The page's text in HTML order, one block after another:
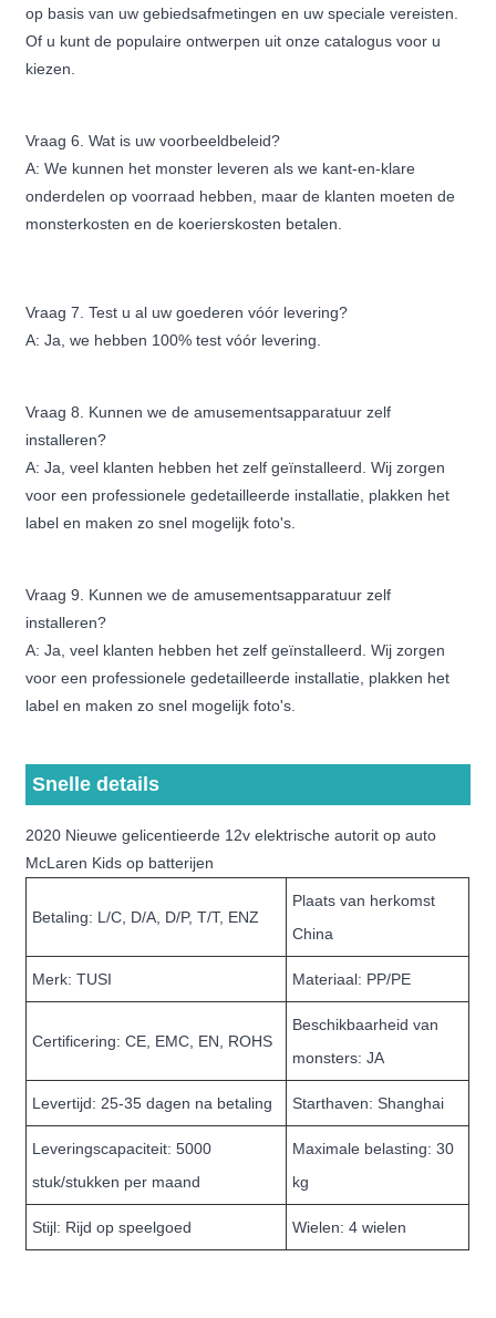
op basis van uw gebiedsafmetingen en uw speciale vereisten.
Of u kunt de populaire ontwerpen uit onze catalogus voor u
kiezen.
Vraag 6. Wat is uw voorbeeldbeleid?
A: We kunnen het monster leveren als we kant-en-klare
onderdelen op voorraad hebben, maar de klanten moeten de
monsterkosten en de koerierskosten betalen.
Vraag 7. Test u al uw goederen vóór levering?
A: Ja, we hebben 100% test vóór levering.
Vraag 8. Kunnen we de amusementsapparatuur zelf
installeren?
A: Ja, veel klanten hebben het zelf geïnstalleerd. Wij zorgen
voor een professionele gedetailleerde installatie, plakken het
label en maken zo snel mogelijk foto's.
Vraag 9. Kunnen we de amusementsapparatuur zelf
installeren?
A: Ja, veel klanten hebben het zelf geïnstalleerd. Wij zorgen
voor een professionele gedetailleerde installatie, plakken het
label en maken zo snel mogelijk foto's.
Snelle details
2020 Nieuwe gelicentieerde 12v elektrische autorit op auto
McLaren Kids op batterijen
Betaling: L/C, D/A, D/P, T/T, ENZ
Plaats van herkomst
China
Merk: TUSI Materiaal: PP/PE
Certificering: CE, EMC, EN, ROHS
Beschikbaarheid van
monsters: JA
Levertijd: 25-35 dagen na betaling Starthaven: Shanghai
Leveringscapaciteit: 5000
stuk/stukken per maand
Maximale belasting: 30
kg
Stijl: Rijd op speelgoed Wielen: 4 wielen